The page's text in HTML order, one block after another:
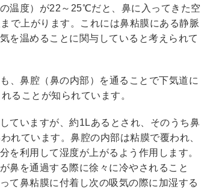
温度）が22～25℃だと、鼻に入ってきた空
で上がります。これには鼻粘膜にある静脈
を温めることに関与していると考えられて
、鼻腔（鼻の内部）を通ることで下気道に
ることが知られています。
ていますが、約1Lあるとされ、そのうち鼻
れています。鼻腔の内部は粘膜で覆われ、
を利用して湿度が上がるよう作用します。
鼻を通過する際に徐々に冷やされること
て鼻粘膜に付着し次の吸気の際に加湿する